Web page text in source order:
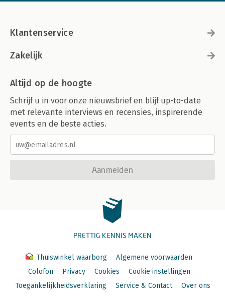
Klantenservice
Zakelijk
Altijd op de hoogte
Schrijf u in voor onze nieuwsbrief en blijf up-to-date
met relevante interviews en recensies, inspirerende
events en de beste acties.
Aanmelden
PRETTIG KENNIS MAKEN
Thuiswinkel waarborg
Algemene voorwaarden
Colofon
Privacy Cookies
Cookie instellingen
Toegankelijkheidsverklaring
Service & Contact Over ons